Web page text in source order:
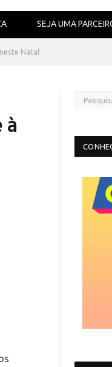
SEJA UMA
Natal